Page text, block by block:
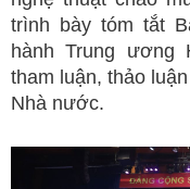
trình bày tóm tắt
hành Trung ương
tham luận, thảo
Nhà nước.